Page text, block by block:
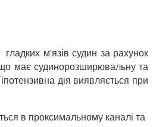
м'язів судин за рахунок
що має судинорозширювальну та
дія виявляється при
в проксимальному каналі та